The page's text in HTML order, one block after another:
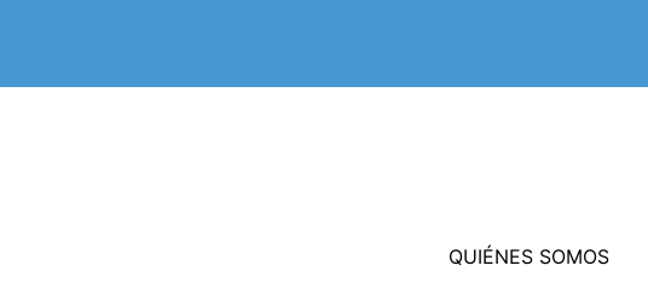
QUIÉNES SOMOS